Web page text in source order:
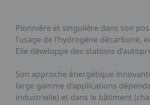
Pionnière et singulière dans son
l’usage de l’hydrogène
Elle développe des stations
Son approche énergétique
large gamme d’applications
industrielle) et dans le bâtiment